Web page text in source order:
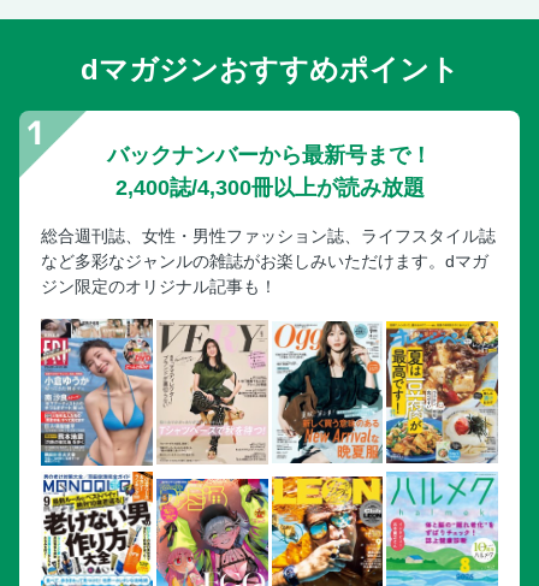
dマガジンおすすめポイント
バックナンバーから最新号まで！
2,400誌/4,300冊以上が読み放題
総合週刊誌、女性・男性ファッション誌、ライフスタイル誌
など多彩なジャンルの雑誌がお楽しみいただけます。dマガ
ジン限定のオリジナル記事も！